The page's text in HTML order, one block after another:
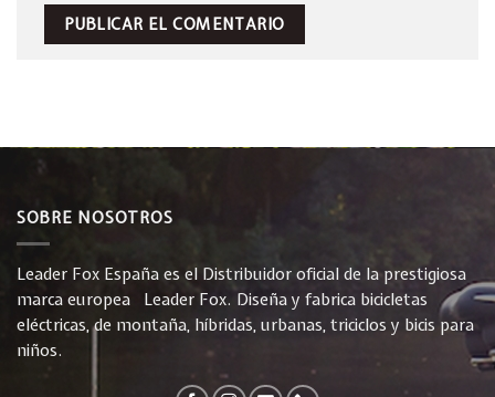
SOBRE NOSOTROS
Leader Fox España es el Distribuidor oficial de la prestigiosa
marca europea Leader Fox. Diseña y fabrica bicicletas
eléctricas, de montaña, híbridas, urbanas, triciclos y bicis para
niños.